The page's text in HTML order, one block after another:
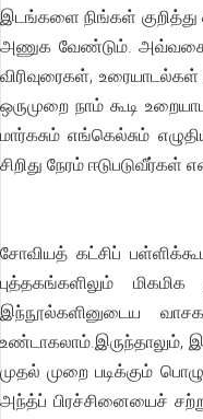
இடங்களை நிங்கள்
அணுக வேண்டும்.
விரிவுரைகள்,
ஒருமுறை நாம் கூடி
மார்கசும் எங்கெல்சும்
சிறிது நேரம் ஈடுபடுவீர்கள்
சோவியத் கட்சிப்
புத்தகங்களிலும்
இந்நூல்களினுடைய
உண்டாகலாம்.இருந்தாலும்,
முதல் முறை படிக்கும்
அந்த்ப் பிரச்சினையைச்